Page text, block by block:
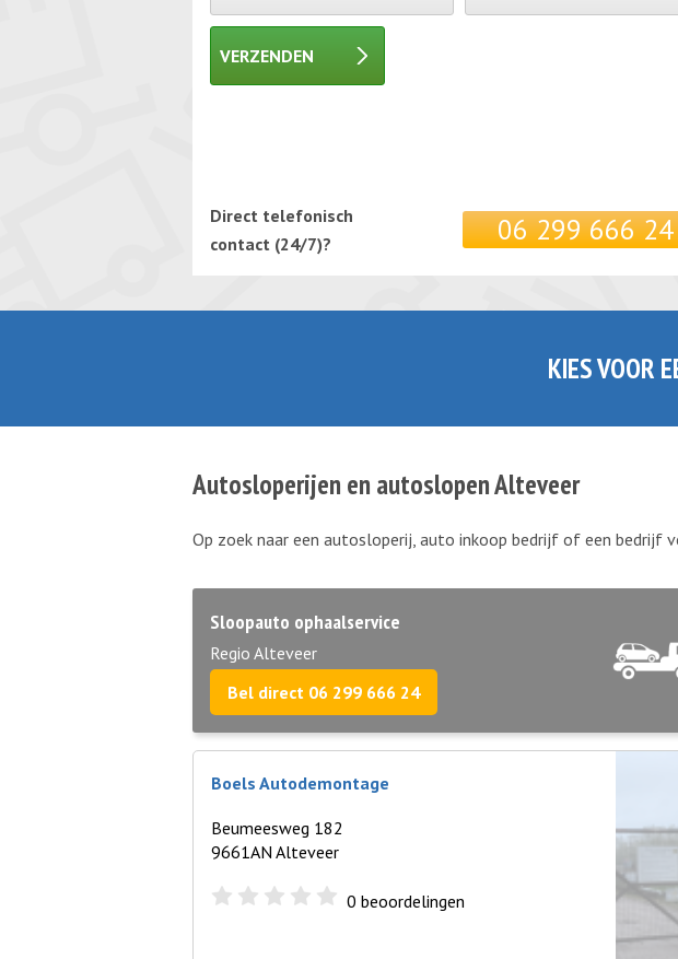
VERZENDEN
Direct telefonisch
contact (24/7)?
06 299 666 24
KIES VOOR
Autosloperijen en autoslopen Alteveer
Op zoek naar een autosloperij, auto inkoop bedrijf of een bedrijf
Sloopauto ophaalservice
Regio Alteveer
Bel direct 06 299 666 24
Boels Autodemontage
Beumeesweg 182
9661AN Alteveer
0 beoordelingen